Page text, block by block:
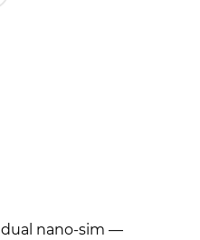
dual nano-sim —